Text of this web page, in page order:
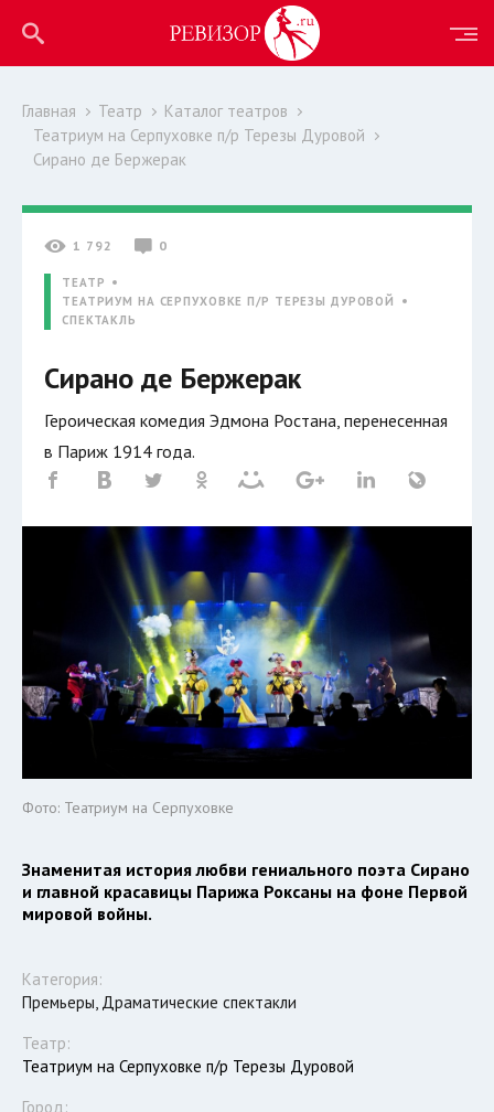
Главная Театр
Каталог театров
Театриум на Серпуховке п/р Терезы Дуровой
Сирано де Бержерак
1 792 0
ТЕАТР
ТЕАТРИУМ НА СЕРПУХОВКЕ П/Р ТЕРЕЗЫ ДУРОВОЙ
СПЕКТАКЛЬ
Сирано де Бержерак
Героическая комедия Эдмона Ростана, перенесенная
в Париж 1914 года.
Фото: Театриум на Серпуховке
Знаменитая история любви гениального поэта Сирано
и главной красавицы Парижа Роксаны на фоне Первой
мировой войны.
Категория:
Премьеры, Драматические спектакли
Театр:
Театриум на Серпуховке п/р Терезы Дуровой
Город: